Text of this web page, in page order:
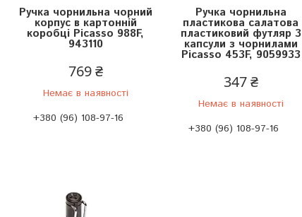
Ручка чорнильна чорний
корпус в картонній
коробці Picasso 988F,
943110
769 ₴
Немає в наявності
+380 (96) 108-97-16
Ручка чорнильна
пластикова салатова
пластиковий футляр 3
капсули з чорнилами
Picasso 453F, 9059933
347 ₴
Немає в наявності
+380 (96) 108-97-16